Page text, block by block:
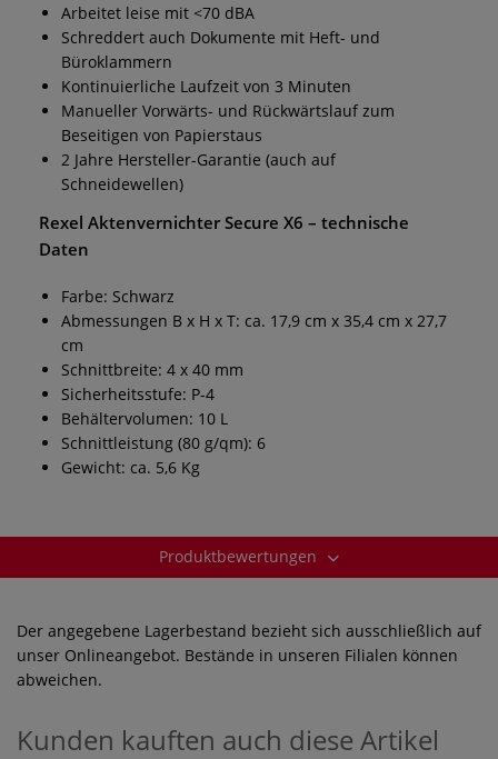
Arbeitet leise mit <70 dBA
Schreddert auch Dokumente mit Heft- und
Büroklammern
Kontinuierliche Laufzeit von 3 Minuten
Manueller Vorwärts- und Rückwärtslauf zum
Beseitigen von Papierstaus
2 Jahre Hersteller-Garantie (auch auf
Schneidewellen)
Rexel Aktenvernichter Secure X6 – technische
Daten
Farbe: Schwarz
Abmessungen B x H x T: ca. 17,9 cm x 35,4 cm x 27,7
cm
Schnittbreite: 4 x 40 mm
Sicherheitsstufe: P-4
Behältervolumen: 10 L
Schnittleistung (80 g/qm): 6
Gewicht: ca. 5,6 Kg
Produktbewertungen
Der angegebene Lagerbestand bezieht sich ausschließlich auf
unser Onlineangebot. Bestände in unseren Filialen können
abweichen.
Kunden kauften auch diese Artikel